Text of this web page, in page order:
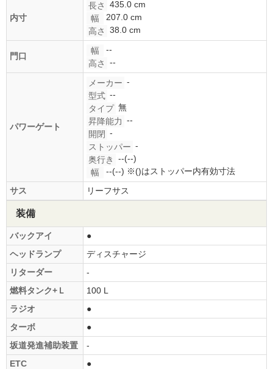
内寸
長さ
435.0 cm
幅
207.0 cm
高さ
38.0 cm
門口
幅
--
高さ
--
パワーゲート
メーカー -
型式 --
タイプ 無
昇降能力 --
開閉 -
ストッパー -
奥行き
--(--)
幅
--(--) ※()はストッパー内有効寸法
サス
リーフサス
装備
バックアイ
●
ヘッドランプ
ディスチャージ
リターダー
-
燃料タンク+Ｌ
100 L
ラジオ
●
ターボ
●
坂道発進補助装置
-
ETC
●